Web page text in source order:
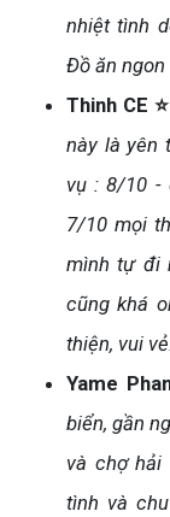
nhiệt tình
Đồ ăn ngon
Thinh CE
này là yên
vụ : 8/10 -
7/10 mọi
mình tự đi
cũng khá
thiện, vui
Yame
biển, gần
và chợ hải
tình và